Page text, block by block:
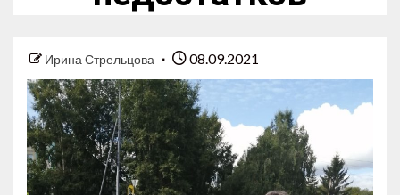
Ирина Стрельцова 08.09.2021